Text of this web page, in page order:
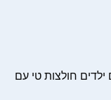
חולצות טי עם